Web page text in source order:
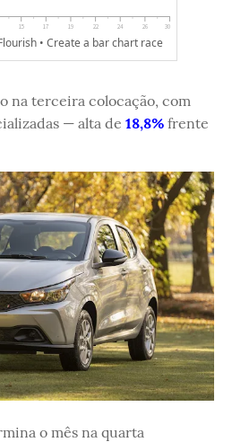
na terceira colocação, com
— alta de 18,8% frente
o mês na quarta